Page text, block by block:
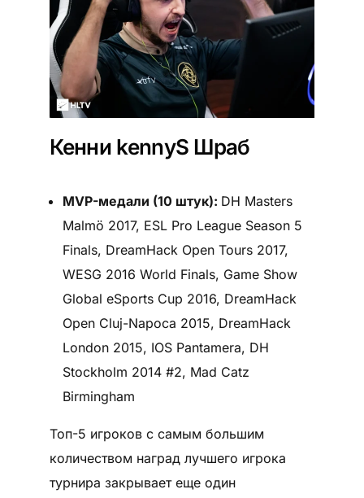
Кенни kennyS Шраб
MVP-медали (10 штук): DH Masters
Malmö 2017, ESL Pro League Season 5
Finals, DreamHack Open Tours 2017,
WESG 2016 World Finals, Game Show
Global eSports Cup 2016, DreamHack
Open Cluj-Napoca 2015, DreamHack
London 2015, IOS Pantamera, DH
Stockholm 2014 #2, Mad Catz
Birmingham
Топ-5 игроков с самым большим
количеством наград лучшего игрока
турнира закрывает еще один